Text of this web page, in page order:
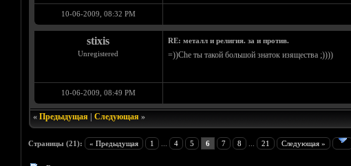
10-06-2009, 08:32 PM
stixis
Unregistered
RE: металл и религия. за и против.
=))Che ты такой большой знаток изящества ;))))
10-06-2009, 08:49 PM
« Предыдущая| Следующая»
Страницы (21): « Предыдущая 1 4 5 6 7 8 21 Следующая »